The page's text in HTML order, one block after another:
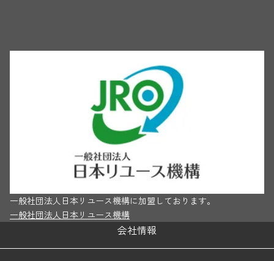
一般社団法人日本リユース機構に加盟しております。
一般社団法人日本リユース機構
会社情報